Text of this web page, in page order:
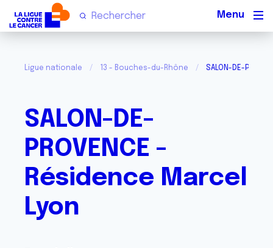
Ligue nationale 13 - Bouches-du-Rhône SALON-DE-
SALON-DE-
PROVENCE -
Résidence Marcel
Lyon